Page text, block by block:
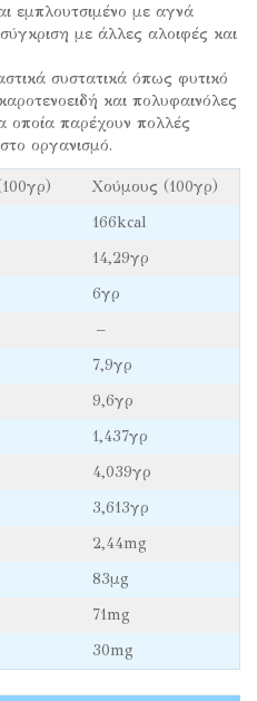
εμπλουτσιμένο με αγνά
με άλλες αλοιφές και
συστατικά όπως φυτικό
και πολυφαινόλες
οποία παρέχουν πολλές
οργανισμό.
Χούμους (100γρ)
166kcal
14,29γρ
6γρ
–
7,9γρ
9,6γρ
1,437γρ
4,039γρ
3,613γρ
2,44mg
83μg
71mg
30mg